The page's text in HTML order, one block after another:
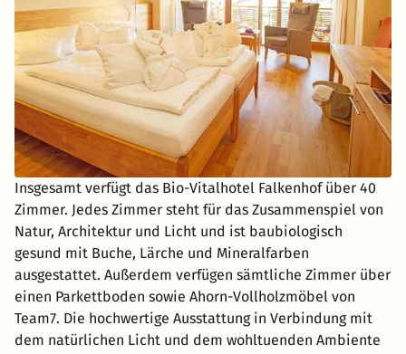
Insgesamt verfügt das Bio-Vitalhotel Falkenhof über 40
Zimmer. Jedes Zimmer steht für das Zusammenspiel von
Natur, Architektur und Licht und ist baubiologisch
gesund mit Buche, Lärche und Mineralfarben
ausgestattet. Außerdem verfügen sämtliche Zimmer über
einen Parkettboden sowie Ahorn-Vollholzmöbel von
Team7. Die hochwertige Ausstattung in Verbindung mit
dem natürlichen Licht und dem wohltuenden Ambiente